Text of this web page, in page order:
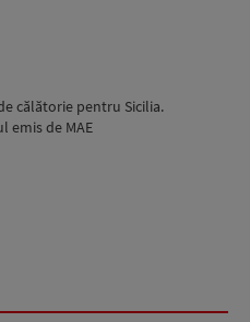
călătorie pentru Sicilia.
emis de MAE